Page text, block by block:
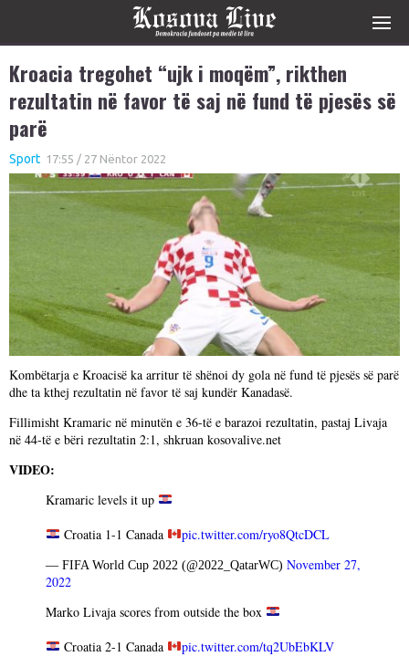
Kroacia tregohet “ujk i moqëm”, rikthen
rezultatin në favor të saj në fund të pjesës së
parë
Sport 17:55 / 27 Nëntor 2022
Kombëtarja e Kroacisë ka arritur të shënoi dy gola në fund të pjesës së parë
dhe ta kthej rezultatin në favor të saj kundër Kanadasë.
Fillimisht Kramaric në minutën e 36-të e barazoi rezultatin, pastaj Livaja
në 44-të e bëri rezultatin 2:1, shkruan kosovalive.net
VIDEO:
Kramaric levels it up
Croatia 1-1 Canada
pic.twitter.com/ryo8QtcDCL
— FIFA World Cup 2022 (@2022_QatarWC) November 27,
2022
Marko Livaja scores from outside the box
Croatia 2-1 Canada
pic.twitter.com/tq2UbEbKLV